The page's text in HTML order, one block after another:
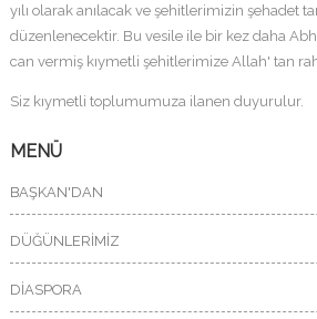
yılı olarak anılacak ve şehitlerimizin şehadet
düzenlenecektir. Bu vesile ile bir kez daha
can vermiş kıymetli şehitlerimize Allah' tan
Siz kıymetli toplumumuza ilanen duyurulur.
MENÜ
BAŞKAN'DAN
DÜĞÜNLERİMİZ
DİASPORA